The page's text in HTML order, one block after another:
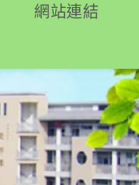
網站連結